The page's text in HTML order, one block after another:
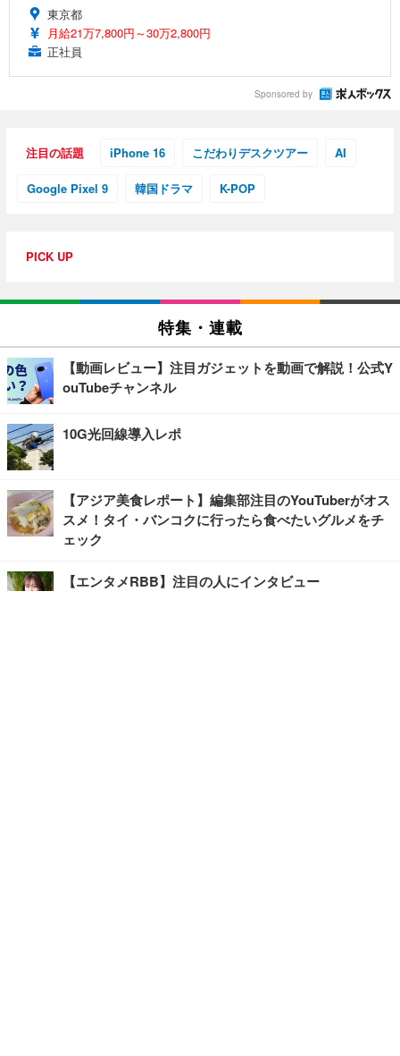
東京都
月給21万7,800円～30万2,800円
正社員
Sponsored by
注目の話題 iPhone 16 こだわりデスクツアー AI
Google Pixel 9 韓国ドラマ K-POP
PICK UP
特集・連載
【動画レビュー】注目ガジェットを動画で解説！公式Y
ouTubeチャンネル
10G光回線導入レポ
【アジア美食レポート】編集部注目のYouTuberがオス
スメ！タイ・バンコクに行ったら食べたいグルメをチ
ェック
【エンタメRBB】注目の人にインタビュー